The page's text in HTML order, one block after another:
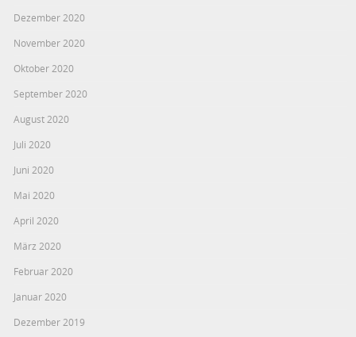
Dezember 2020
November 2020
Oktober 2020
September 2020
August 2020
Juli 2020
Juni 2020
Mai 2020
April 2020
März 2020
Februar 2020
Januar 2020
Dezember 2019